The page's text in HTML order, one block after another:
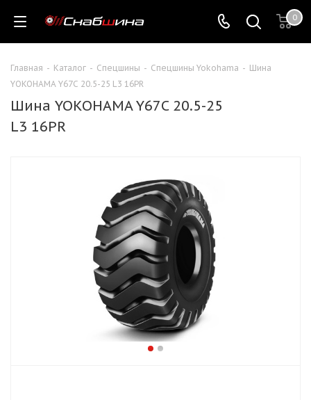
0
Главная - Каталог - Спецшины - Спецшины Yokohama - Шина
YOKOHAMA Y67C 20.5-25 L3 16PR
Шина YOKOHAMA Y67C 20.5-25
L3 16PR